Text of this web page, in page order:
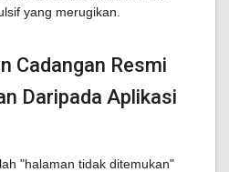
yang merugikan.
Cadangan Resmi
Daripada Aplikasi
"halaman tidak ditemukan"